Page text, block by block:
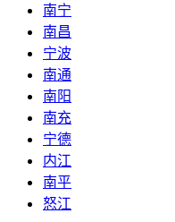
南宁
南昌
宁波
南通
南阳
南充
宁德
内江
南平
怒江